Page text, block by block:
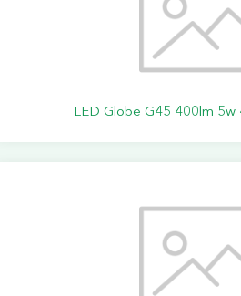
LED Globe G45 400lm 5w